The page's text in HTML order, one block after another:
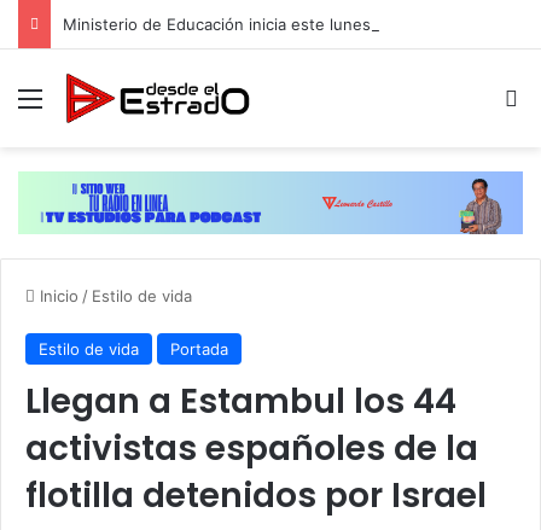
Menú
Inicio / Estilo de vida
Estilo de vida Portada
Llegan a Estambul los 44
activistas españoles de la
flotilla detenidos por Israel